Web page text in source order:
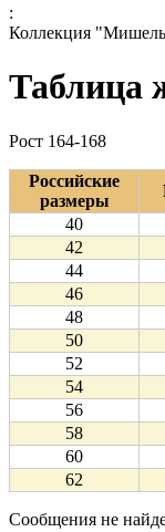
:
Коллекция
Таблица
Рост 164-168
Российские
размеры
40
42
44
46
48
50
52
54
56
58
60
62
Сообщения не